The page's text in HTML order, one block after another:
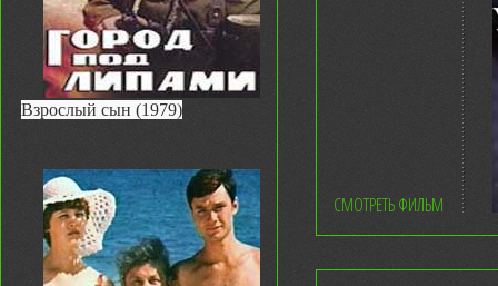
Взрослый сын (1979)
СМОТРЕТЬ ФИЛЬМ